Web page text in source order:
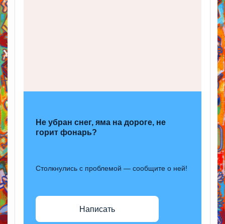
Не убран снег, яма на дороге, не
горит фонарь?
Столкнулись с проблемой — сообщите о ней!
Написать